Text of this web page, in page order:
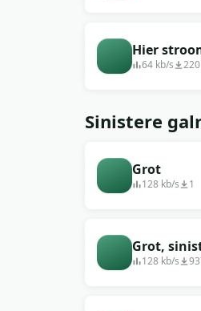
Hier
64 kb/s 220
Sinistere
Grot
128 kb/s 1
Grot,
128 kb/s